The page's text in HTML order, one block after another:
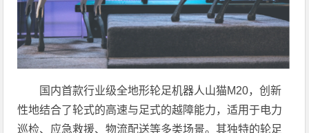
国内首款行业级全地形轮足机器人山猫M20，创新
性地结合了轮式的高速与足式的越障能力，适用于电力
巡检、应急救援、物流配送等多类场景。其独特的轮足